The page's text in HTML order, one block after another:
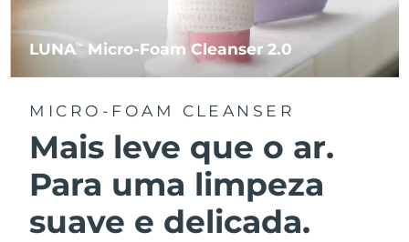
LUNATM Micro-Foam Cleanser 2.0
MICRO-FOAM CLEANSER
Mais leve que o ar.
Para uma limpeza
suave e delicada.